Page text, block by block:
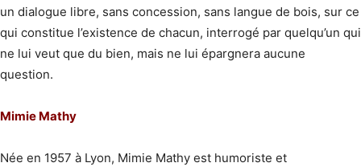
un dialogue libre, sans concession, sans langue de bois, sur ce
qui constitue l’existence de chacun, interrogé par quelqu’un qui
ne lui veut que du bien, mais ne lui épargnera aucune
question.
Mimie Mathy
Née en 1957 à Lyon, Mimie Mathy est humoriste et